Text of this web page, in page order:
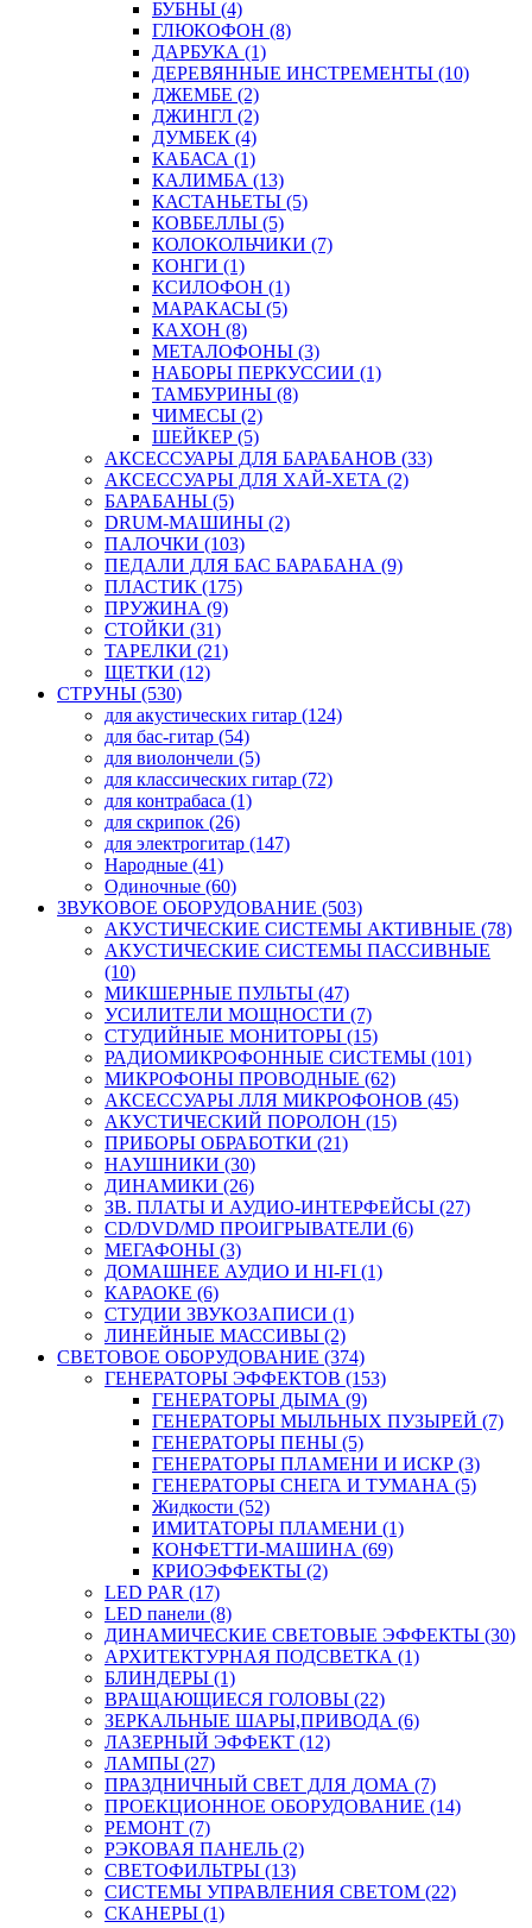
БУБНЫ (4)
ГЛЮКОФОН (8)
ДАРБУКА (1)
ДЕРЕВЯННЫЕ ИНСТРЕМЕНТЫ (10)
ДЖЕМБЕ (2)
ДЖИНГЛ (2)
ДУМБЕК (4)
КАБАСА (1)
КАЛИМБА (13)
КАСТАНЬЕТЫ (5)
КОВБЕЛЛЫ (5)
КОЛОКОЛЬЧИКИ (7)
КОНГИ (1)
КСИЛОФОН (1)
МАРАКАСЫ (5)
КАХОН (8)
МЕТАЛОФОНЫ (3)
НАБОРЫ ПЕРКУССИИ (1)
ТАМБУРИНЫ (8)
ЧИМЕСЫ (2)
ШЕЙКЕР (5)
АКСЕССУАРЫ ДЛЯ БАРАБАНОВ (33)
АКСЕССУАРЫ ДЛЯ ХАЙ-ХЕТА (2)
БАРАБАНЫ (5)
DRUM-МАШИНЫ (2)
ПАЛОЧКИ (103)
ПЕДАЛИ ДЛЯ БАС БАРАБАНА (9)
ПЛАСТИК (175)
ПРУЖИНА (9)
СТОЙКИ (31)
ТАРЕЛКИ (21)
ЩЕТКИ (12)
СТРУНЫ (530)
для акустических гитар (124)
для бас-гитар (54)
для виолончели (5)
для классических гитар (72)
для контрабаса (1)
для скрипок (26)
для электрогитар (147)
Народные (41)
Одиночные (60)
ЗВУКОВОЕ ОБОРУДОВАНИЕ (503)
АКУСТИЧЕСКИЕ СИСТЕМЫ АКТИВНЫЕ (78)
АКУСТИЧЕСКИЕ СИСТЕМЫ ПАССИВНЫЕ
(10)
МИКШЕРНЫЕ ПУЛЬТЫ (47)
УСИЛИТЕЛИ МОЩНОСТИ (7)
СТУДИЙНЫЕ МОНИТОРЫ (15)
РАДИОМИКРОФОННЫЕ СИСТЕМЫ (101)
МИКРОФОНЫ ПРОВОДНЫЕ (62)
АКСЕССУАРЫ ЛЛЯ МИКРОФОНОВ (45)
АКУСТИЧЕСКИЙ ПОРОЛОН (15)
ПРИБОРЫ ОБРАБОТКИ (21)
НАУШНИКИ (30)
ДИНАМИКИ (26)
ЗВ. ПЛАТЫ И АУДИО-ИНТЕРФЕЙСЫ (27)
CD/DVD/MD ПРОИГРЫВАТЕЛИ (6)
МЕГАФОНЫ (3)
ДОМАШНЕЕ АУДИО И HI-FI (1)
КАРАОКЕ (6)
СТУДИИ ЗВУКОЗАПИСИ (1)
ЛИНЕЙНЫЕ МАССИВЫ (2)
СВЕТОВОЕ ОБОРУДОВАНИЕ (374)
ГЕНЕРАТОРЫ ЭФФЕКТОВ (153)
ГЕНЕРАТОРЫ ДЫМА (9)
ГЕНЕРАТОРЫ МЫЛЬНЫХ ПУЗЫРЕЙ (7)
ГЕНЕРАТОРЫ ПЕНЫ (5)
ГЕНЕРАТОРЫ ПЛАМЕНИ И ИСКР (3)
ГЕНЕРАТОРЫ СНЕГА И ТУМАНА (5)
Жидкости (52)
ИМИТАТОРЫ ПЛАМЕНИ (1)
КОНФЕТТИ-МАШИНА (69)
КРИОЭФФЕКТЫ (2)
LED PAR (17)
LED панели (8)
ДИНАМИЧЕСКИЕ СВЕТОВЫЕ ЭФФЕКТЫ (30)
АРХИТЕКТУРНАЯ ПОДСВЕТКА (1)
БЛИНДЕРЫ (1)
ВРАЩАЮЩИЕСЯ ГОЛОВЫ (22)
ЗЕРКАЛЬНЫЕ ШАРЫ,ПРИВОДА (6)
ЛАЗЕРНЫЙ ЭФФЕКТ (12)
ЛАМПЫ (27)
ПРАЗДНИЧНЫЙ СВЕТ ДЛЯ ДОМА (7)
ПРОЕКЦИОННОЕ ОБОРУДОВАНИЕ (14)
РЕМОНТ (7)
РЭКОВАЯ ПАНЕЛЬ (2)
СВЕТОФИЛЬТРЫ (13)
СИСТЕМЫ УПРАВЛЕНИЯ СВЕТОМ (22)
СКАНЕРЫ (1)